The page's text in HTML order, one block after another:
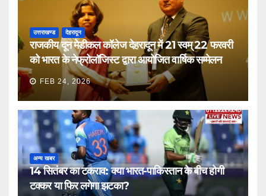
उत्तराखण्ड देहरादून
राजकीय दून मेडीकल कॉलेज देहरादून में 21 स्वम् 22 फरवरी
को भारत के नेफ्रोलॉजिस्ट द्वारा आयोजित वार्षिक सम्मेलन
FEB 24, 2026
अन्य खबर
14 सितंबर का टकराव: क्या भारत-पाकिस्तान के बीच होगी
टक्कर या फिर लगेगा झटका?